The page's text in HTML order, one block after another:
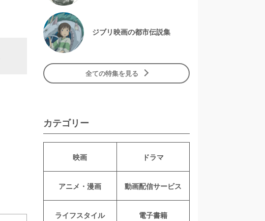
ジブリ映画の都市伝説集
全ての特集を見る
カテゴリー
映画 ドラマ
アニメ・漫画 動画配信サービス
ライフスタイル 電子書籍